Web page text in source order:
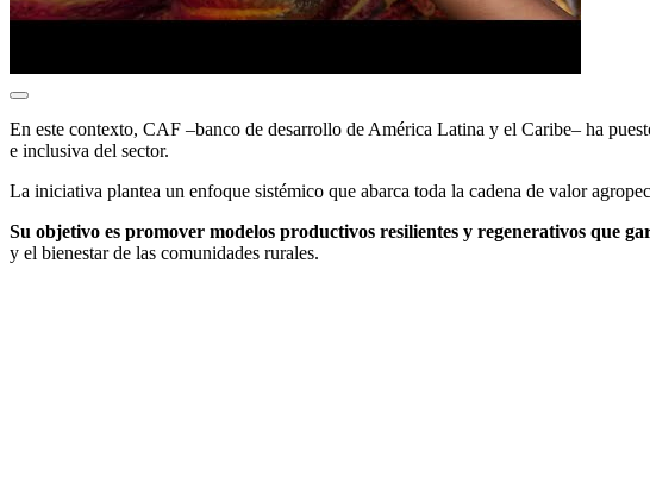
En este contexto, CAF –banco de desarrollo de América Latina y el Caribe– ha
e inclusiva del sector.
La iniciativa plantea un enfoque sistémico que abarca toda la cadena de valor
Su objetivo es promover modelos productivos resilientes y regenerativos que
y el bienestar de las comunidades rurales.